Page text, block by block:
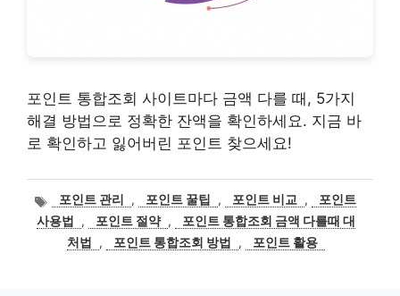
포인트 통합조회 사이트마다 금액 다를 때, 5가지
해결 방법으로 정확한 잔액을 확인하세요. 지금 바
로 확인하고 잃어버린 포인트 찾으세요!
태
그
포인트 관리 , 포인트 꿀팁 , 포인트 비교 ,
포인트
사용법
, 포인트 절약 ,
포인트 통합조회 금액 다를때 대
처법
, 포인트 통합조회 방법 , 포인트 활용